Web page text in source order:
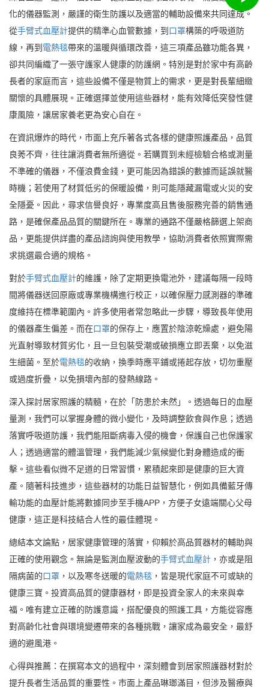
化的儀器監測，嚴謹的衛生防護以及適當的輔助設備來共同達成。
從手臂式血壓計提供的精準心血管數據，到 口罩構築的呼吸道防
線，再到 電熱毯帶來的溫暖與循環改善，這三項產品雖功能各異，
卻共同編織了一張守護家人健康的防護網。特別是對於家中有高齡
長者的家庭而言，這些設備不僅是物質上的需求，更是對長輩細緻
關懷的具體展現。正確選擇並使用這些器材，能有效降低突發性健
康風險，讓居家養老更為安心自在。
在資訊爆炸的時代，市面上充斥著各式各樣的健康照護產品，品質
良莠不齊，往往讓消費者無所適從。若購買到未經檢驗合格或測量
不準確的儀器，不僅浪費金錢，更可能因為錯誤的數據而延誤就醫
時機；若使用了材質低劣的保暖設備，則可能隱藏漏電或火災的安
全隱憂。因此，尋求信譽良好，專業度高且售後服務完善的銷售通
路，是確保產品品質的關鍵所在。專業的通路不僅嚴格篩選上架商
品，更能提供詳盡的產品諮詢與使用教學，協助消費者依照實際需
求挑選最合適的規格。
對於手臂式血壓計的維護，除了定期更換電池外，建議每隔一段時
間將儀器送回原廠或專業機構進行校正，以確保壓力感測器的準確
度維持在標準範圍內。許多使用者常忽略此一步驟，導致長年使用
的儀器產生偏差。而在口罩的保存上，應置於陰涼乾燥處，避免陽
光直射導致材質劣化，且一旦包裝受潮或破損應立即丟棄，以免滋
生細菌。至於電熱毯的收納，換季時應平鋪或捲起存放，切勿重壓
或過度折疊，以免損壞內部的發熱線路。
深入探討居家照護的精髓，在於「防患於未然」。透過每日的血壓
量測，我們可以掌握身體的微小變化，及時調整飲食與作息；透過
落實呼吸道防護，我們能阻斷病毒入侵的機會，保護自己也保護家
人；透過適當的體溫管理，我們能減少氣候變化對身體造成的衝
擊。這些看似微不足道的日常習慣，累積起來即是健康的巨大資
產。隨著科技進步，這些器材的功能日益智慧化，例如具備藍牙傳
輸功能的血壓計能將數據同步至手機APP，方便子女遠端關心父母
健康，這正是科技結合人性的最佳體現。
總結本文論點，居家健康管理的落實，仰賴於高品質器材的輔助與
正確的使用觀念。無論是監測血壓波動的手臂式血壓計 ，亦或是阻
隔病菌的口罩 ，以及寒冬送暖的電熱毯 ，皆是現代家庭不可或缺的
健康三寶。投資高品質的健康器材，即是投資全家人的未來與幸
福。唯有建立正確的防護意識，搭配優良的照護工具，方能從容應
對高齡化社會與環境變遷帶來的各種挑戰，讓家成為最安全，最舒
適的避風港。
心得與推薦：在撰寫本文的過程中，深刻體會到居家照護器材對於
提升長者生活品質的重要性。市面上產品琳瑯滿目，但涉及醫療與